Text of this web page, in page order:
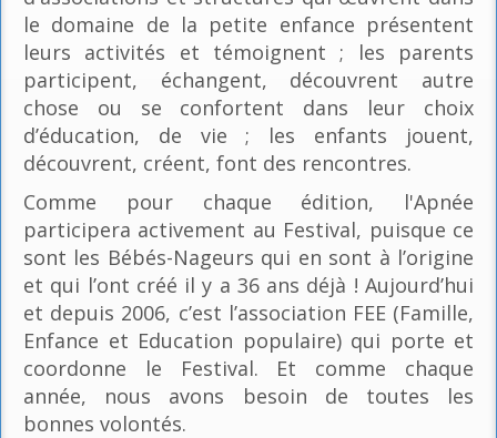
le domaine de la petite enfance présentent
leurs activités et témoignent ; les parents
participent, échangent, découvrent autre
chose ou se confortent dans leur choix
d’éducation, de vie ; les enfants jouent,
découvrent, créent, font des rencontres.
Comme pour chaque édition, l'Apnée
participera activement au Festival, puisque ce
sont les Bébés-Nageurs qui en sont à l’origine
et qui l’ont créé il y a 36 ans déjà ! Aujourd’hui
et depuis 2006, c’est l’association FEE (Famille,
Enfance et Education populaire) qui porte et
coordonne le Festival. Et comme chaque
année, nous avons besoin de toutes les
bonnes volontés.